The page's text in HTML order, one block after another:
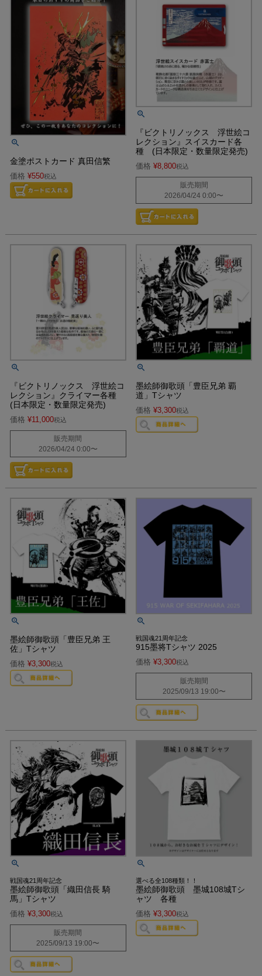
金塗ポストカード 真田信繁
価格 ¥550税込
『ビクトリノックス 浮世絵コ
レクション』スイスカード各
種 (日本限定・数量限定発売)
価格 ¥8,800税込
販売期間
2026/04/24 0:00〜
『ビクトリノックス 浮世絵コ
レクション』クライマー各種
(日本限定・数量限定発売)
価格 ¥11,000税込
販売期間
2026/04/24 0:00〜
墨絵師御歌頭「豊臣兄弟 覇
道」Tシャツ
価格 ¥3,300税込
墨絵師御歌頭「豊臣兄弟 王
佐」Tシャツ
価格 ¥3,300税込
戦国魂21周年記念
915墨将Tシャツ 2025
価格 ¥3,300税込
販売期間
2025/09/13 19:00〜
戦国魂21周年記念
墨絵師御歌頭「織田信長 騎
馬」Tシャツ
価格 ¥3,300税込
販売期間
2025/09/13 19:00〜
選べる全108種類！！
墨絵師御歌頭 墨城108城Tシ
ャツ 各種
価格 ¥3,300税込